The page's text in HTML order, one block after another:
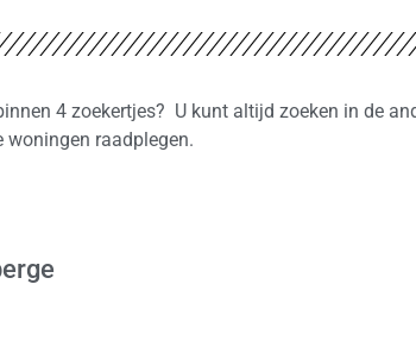
4 zoekertjes? U kunt altijd zoeken in de
woningen raadplegen.